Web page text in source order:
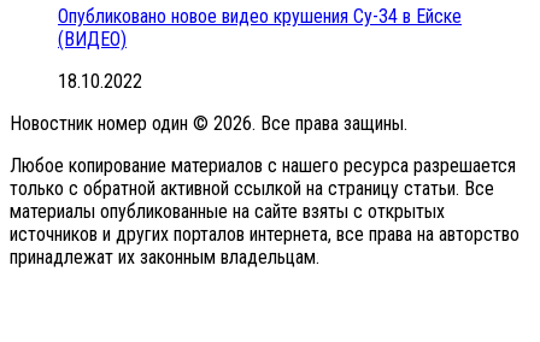
Опубликовано новое видео крушения Су-34 в Ейске
(ВИДЕО)
18.10.2022
Новостник номер один © 2026. Все права защины.
Любое копирование материалов с нашего ресурса разрешается
только с обратной активной ссылкой на страницу статьи. Все
материалы опубликованные на сайте взяты с открытых
источников и других порталов интернета, все права на авторство
принадлежат их законным владельцам.